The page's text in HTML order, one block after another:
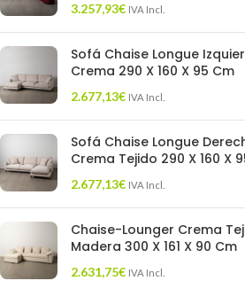
3.257,93€ IVA Incl.
Sofá Chaise Longue
Crema 290 X 160 X 95 Cm
2.677,13€ IVA Incl.
Sofá Chaise Longue
Crema Tejido 290 X 160 X
2.677,13€ IVA Incl.
Chaise-Lounger Crema
Madera 300 X 161 X 90 Cm
2.631,75€ IVA Incl.